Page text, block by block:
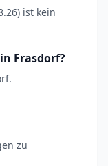
ist kein
Frasdorf?
zu